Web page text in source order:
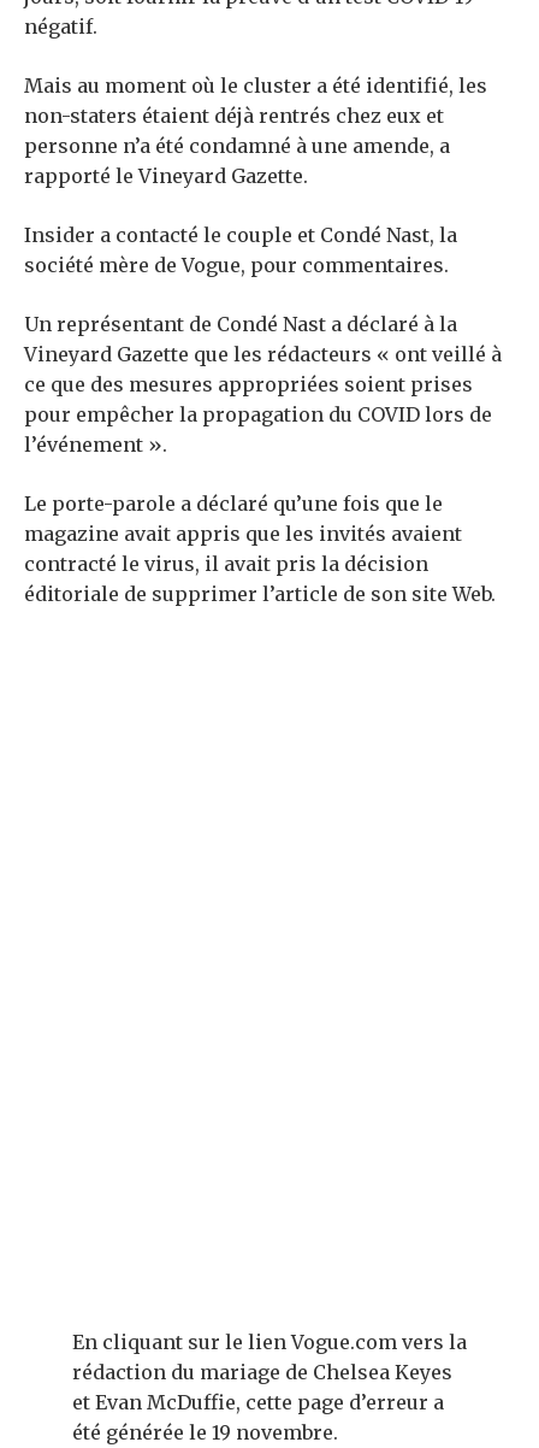
négatif.
Mais au moment où le cluster a été identifié, les
non-staters étaient déjà rentrés chez eux et
personne n’a été condamné à une amende, a
rapporté le Vineyard Gazette.
Insider a contacté le couple et Condé Nast, la
société mère de Vogue, pour commentaires.
Un représentant de Condé Nast a déclaré à la
Vineyard Gazette que les rédacteurs « ont veillé à
ce que des mesures appropriées soient prises
pour empêcher la propagation du COVID lors de
l’événement ».
Le porte-parole a déclaré qu’une fois que le
magazine avait appris que les invités avaient
contracté le virus, il avait pris la décision
éditoriale de supprimer l’article de son site Web.
En cliquant sur le lien Vogue.com vers la
rédaction du mariage de Chelsea Keyes
et Evan McDuffie, cette page d’erreur a
été générée le 19 novembre.